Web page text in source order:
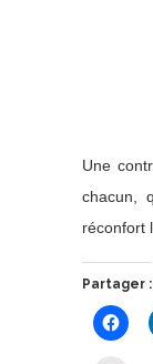
Une
chacun,
réconfort
Partager :